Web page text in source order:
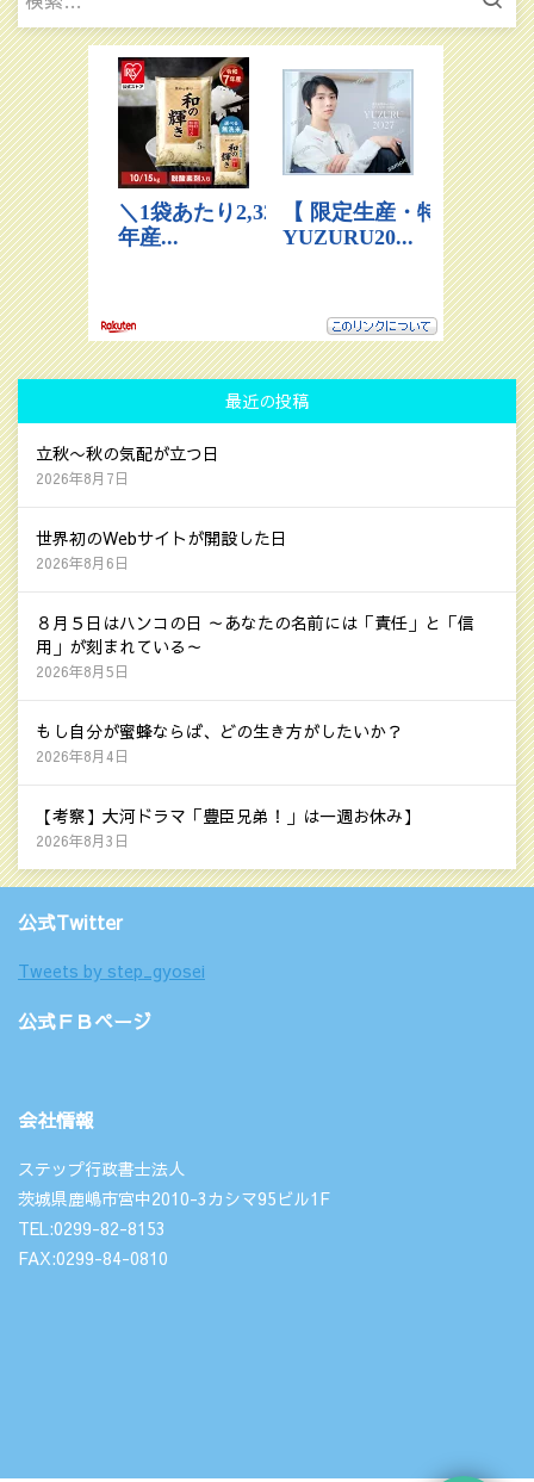
索:
最近の投稿
立秋〜秋の気配が立つ日
2026年8月7日
世界初のWebサイトが開設した日
2026年8月6日
８月５日はハンコの日 ～あなたの名前には「責任」と「信
用」が刻まれている～
2026年8月5日
もし自分が蜜蜂ならば、どの生き方がしたいか？
2026年8月4日
【考察】大河ドラマ「豊臣兄弟！」は一週お休み】
2026年8月3日
公式Twitter
Tweets by step_gyosei
公式ＦＢページ
会社情報
ステップ行政書士法人
茨城県鹿嶋市宮中2010-3カシマ95ビル1F
TEL:0299-82-8153
FAX:0299-84-0810